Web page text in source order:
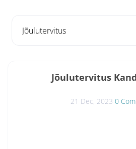
Jõulutervitus
21 Dec, 2023 0